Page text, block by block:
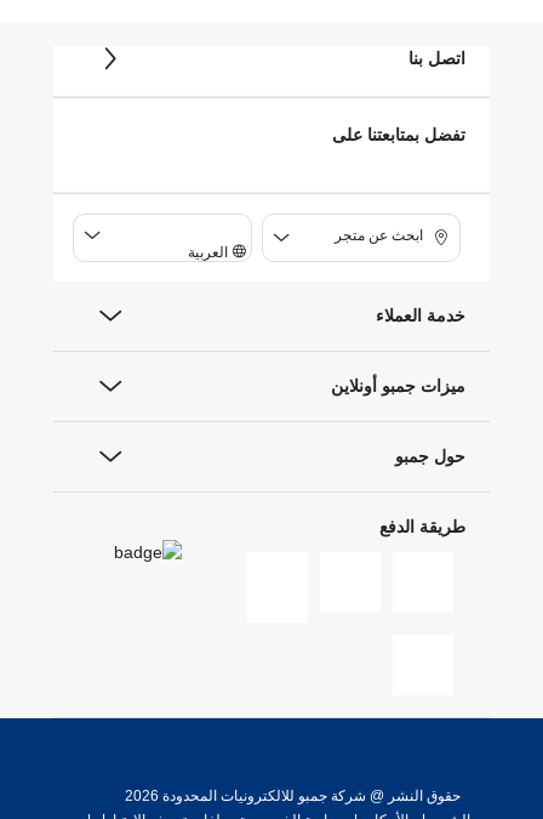
اتصل بنا
تفضل بمتابعتنا على
ابحث عن متجر
العربية
خدمة العملاء
ميزات جمبو أونلاين
حول جمبو
طريقة الدفع
حقوق النشر @ شركة جمبو للالكترونيات المحدودة 2026